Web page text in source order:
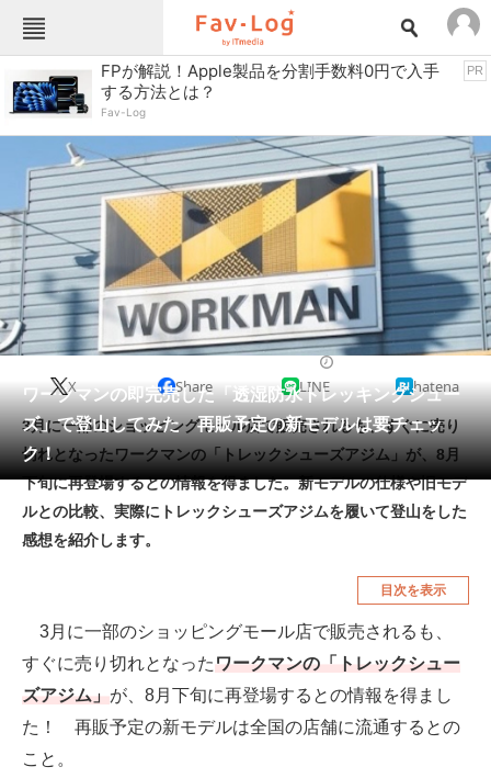
Fav-Logカテゴリー一覧
TOP
インテリア・収納 おもちゃ・ホビー
カメラ キッチン家電
キッチン用品 ゲーム
コンテンツ・サービス スイーツ・お菓子
スポーツ・レジャー スマホ・携帯電話
パソコン・タブレット ファッション
ペット 家電
工具・DIY 本・DVD・CD
生活家電 生活用品
空調・季節家電 美容・コスメ
メディア
FPが解説！Apple製品を分割手数料0円で入手
する方法とは？
Fav-Log
PR
ワークマンの即完売した「透湿防水トレッキングシュー
ズ」で登山してみた 再販予定の新モデルは要チェッ
ク！
X Share LINE hatena
3月に一部のショッピングモール店で販売されるも、すぐに売り
切れとなったワークマンの「トレックシューズアジム」が、8月
下旬に再登場するとの情報を得ました。新モデルの仕様や旧モデ
ルとの比較、実際にトレックシューズアジムを履いて登山をした
感想を紹介します。
目次を表示
3月に一部のショッピングモール店で販売されるも、
すぐに売り切れとなったワークマンの「トレックシュー
ズアジム」が、8月下旬に再登場するとの情報を得まし
た！ 再販予定の新モデルは全国の店舗に流通するとの
こと。